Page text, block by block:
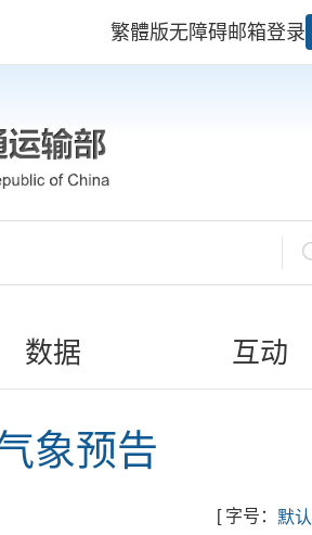
繁體版无障碍邮箱登录
数据 互动
象预告
[ 字号： 默认